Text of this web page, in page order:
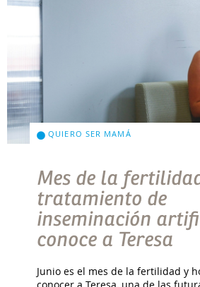
QUIERO SER MAMÁ
Mes de la
tratamiento de
inseminación
conoce a Teresa
Junio es el mes de la fertilidad y